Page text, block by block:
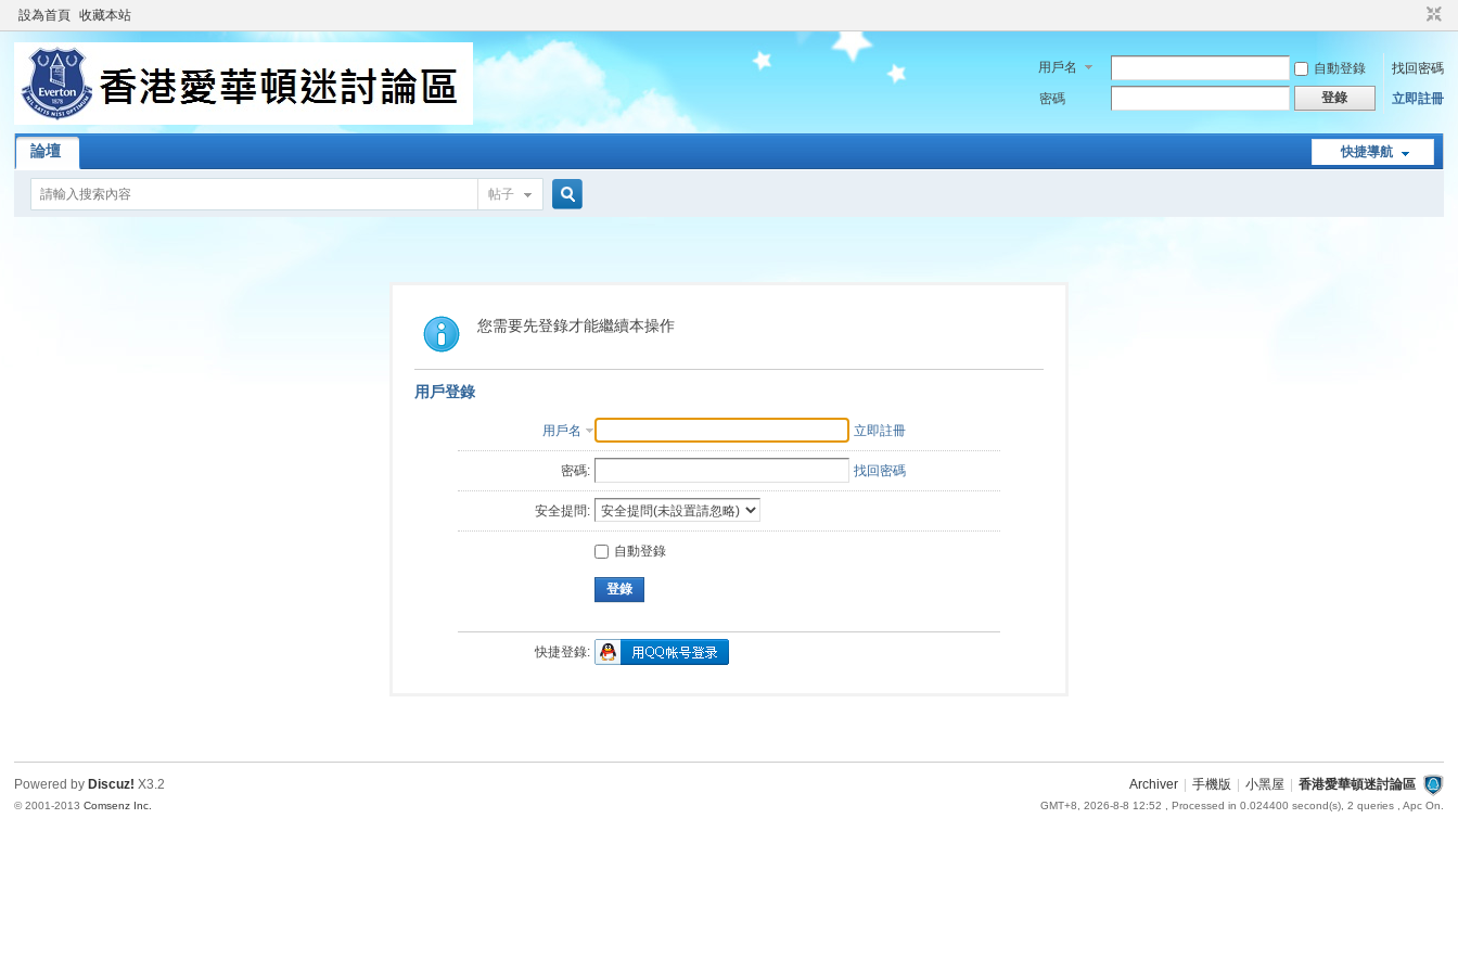
設為首頁 收藏本站
用戶名 自動登錄
找回密碼
密碼
登錄 立即註冊
快捷導航
論壇
帖子
索
您需要先登錄才能繼續本操作
用戶登錄
用戶名 立即註冊
密碼: 找回密碼
安全提問:
自動登錄
登錄
快捷登錄:
Archiver 手機版 小黑屋 香港愛華頓迷討論區
GMT+8, 2026-8-8 12:52 , Processed in 0.024400 second(s), 2 queries , Apc On.
Powered by Discuz! X3.2
© 2001-2013Comsenz Inc.